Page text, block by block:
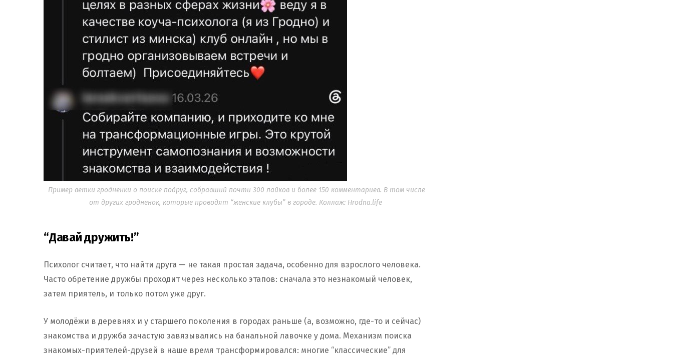
Пример ветки гродненки о поиске подруг, собравший почти 300 лайков и более 150 комментариев. В том числе
от других гродненок, которые проводят “женские клубы” в городе. Коллаж: Hrodna.life
“Давай дружить!”
Психолог считает, что найти друга — не такая простая задача, особенно для взрослого человека.
Часто обретение дружбы проходит через несколько этапов: сначала это незнакомый человек,
затем приятель, и только потом уже друг.
У молодёжи в деревнях и у старшего поколения в городах раньше (а, возможно, где-то и сейчас)
знакомства и дружба зачастую завязывались на банальной лавочке у дома. Механизм поиска
знакомых-приятелей-друзей в наше время трансформировался: многие “классические” для